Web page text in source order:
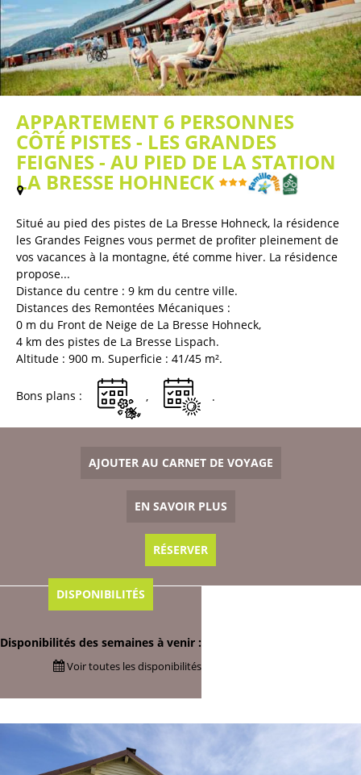
APPARTEMENT 6 PERSONNES
CÔTÉ PISTES - LES GRANDES
FEIGNES - AU PIED DE LA STATION
LA BRESSE HOHNECK
Plan / Carte)
Situé au pied des pistes de La Bresse Hohneck, la résidence
les Grandes Feignes vous permet de profiter pleinement de
vos vacances à la montagne, été comme hiver. La résidence
propose...
Distance du centre : 9 km du centre ville
Distances des Remontées Mécaniques :
0 m du Front de Neige de La Bresse Hohneck
4 km des pistes de La Bresse Lispach
Altitude : 900 m Superficie : 41/45 m²
Bons plans :
AJOUTER AU CARNET DE VOYAGE
EN SAVOIR PLUS
RÉSERVER
DISPONIBILITÉS
Disponibilités des semaines à venir :
Voir toutes les disponibilités